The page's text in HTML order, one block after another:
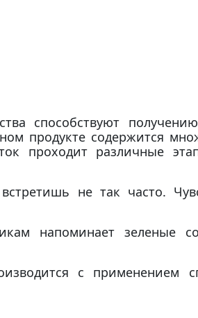
способствуют
продукте содержится
проходит различные
не так часто.
напоминает зеленые
с применением